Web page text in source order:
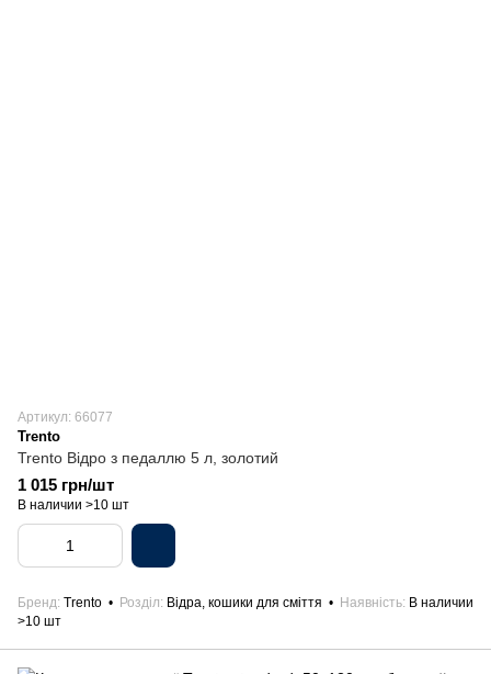
Артикул: 66077
Trento
Trento Відро з педаллю 5 л, золотий
1 015 грн/шт
В наличии >10 шт
Бренд Trento Розділ Відра, кошики для сміття Наявність В наличии
>10 шт